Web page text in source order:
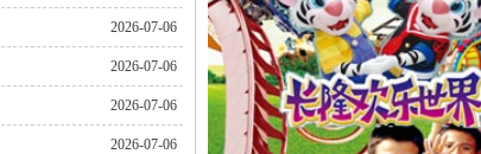
2026-07-06
2026-07-06
2026-07-06
2026-07-06